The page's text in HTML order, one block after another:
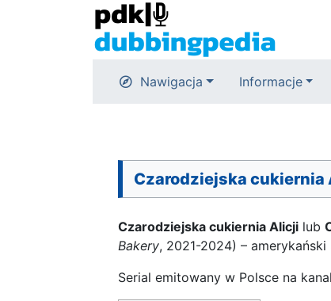
Nawigacja Informacje
Czarodziejska cukiernia
Czarodziejska cukiernia Alicji lub
Bakery, 2021-2024) – amerykański
Serial emitowany w Polsce na